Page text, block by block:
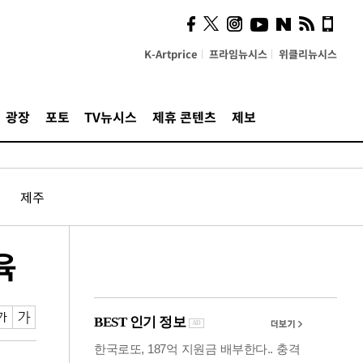
K-Artprice 프라임뉴시스 위클리뉴시스
광장 포토 TV뉴시스 제휴 콘텐츠 제보
제주
사이 해답 찾았죠"…알을
깨고 나온 '초자아'